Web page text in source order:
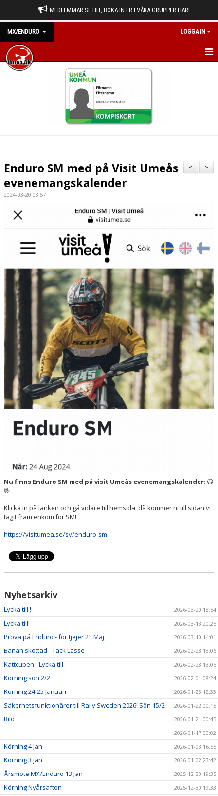
MEDLEMMAR SE HIT, BOKA IN ER I VÅRA GRUPPER HÄR!
MX/ENDURO LOGGA IN
HEM
>
<
Enduro SM med på Visit Umeås
evenemangskalender
2024-03-20 08:57
Nu finns Enduro SM med på visit Umeås evenemangskalender: 😃
🤟
Klicka in på länken och gå vidare till hemsida, då kommer ni till sidan vi
tagit fram enkom för SM!
https://visitumea.se/sv/enduro-sm
Nyhetsarkiv
Lycka till ! 2026-03-20 18:54
Lycka till! 2026-03-13 20:25
Prova på Enduro - för tjejer 23 Maj 2026-03-10 14:01
Banan skottad - Tack Lasse 2026-02-28 13:06
Kattcupen - Lycka till 2026-02-28 13:05
Körning sön 2/2 2026-02-01 08:24
Körning 24-25 Januari 2026-01-23 12:33
Säkerhetsfunktionärer till Rally Sweden 2026! Sön 15/2 2026-01-22 00:15
Bild
2026-01-21 00:45
2026-01-17 00:02
Körning 4 Jan 2026-01-03 16:55
Körning 3 jan 2026-01-02 23:42
Årsmöte MX/Enduro 13 Jan 2025-12-30 19:35
Körning Nyårsafton 2025-12-30 19:33